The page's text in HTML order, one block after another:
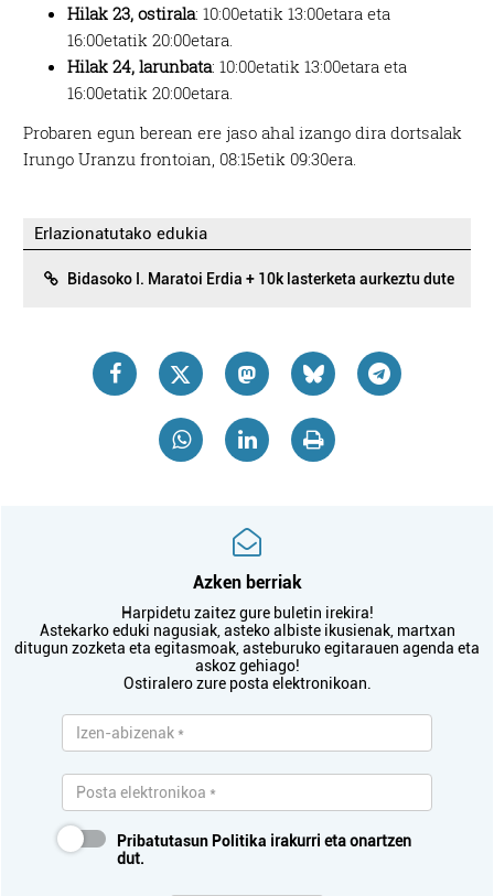
Hilak 23, ostirala: 10:00etatik 13:00etara eta
16:00etatik 20:00etara.
Hilak 24, larunbata: 10:00etatik 13:00etara eta
16:00etatik 20:00etara.
Probaren egun berean ere jaso ahal izango dira dortsalak
Irungo Uranzu frontoian, 08:15etik 09:30era.
Erlazionatutako edukia
Bidasoko I. Maratoi Erdia + 10k lasterketa aurkeztu dute
Azken berriak
Harpidetu zaitez gure buletin irekira!
Astekarko eduki nagusiak, asteko albiste ikusienak, martxan
ditugun zozketa eta egitasmoak, asteburuko egitarauen agenda eta
askoz gehiago!
Ostiralero zure posta elektronikoan.
Pribatutasun Politika irakurri eta onartzen
dut.